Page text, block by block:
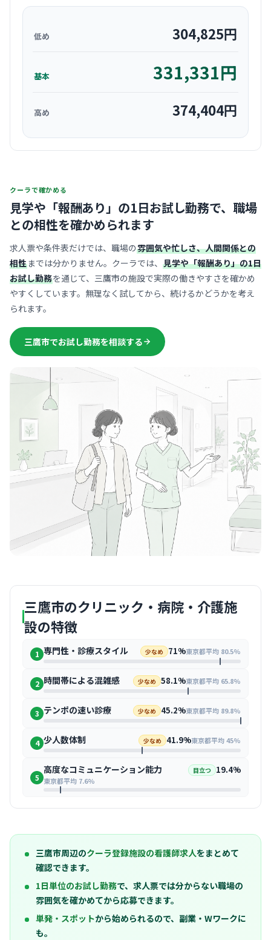
低め 304,825円
基本 331,331円
高め 374,404円
クーラで確かめる
見学や「報酬あり」の1日お試し勤務で、 職場
との相性を確かめられます
求人票や条件表だけでは、職場の雰囲気や忙しさ、人間関係との
相性までは分かりません。クーラでは、 見学や「報酬あり」の1日
お試し勤務を通じて、三鷹市の施設で実際の働きやすさを確かめ
やすくしています。無理なく試してから、続けるかどうかを考え
られます。
三鷹市でお試し勤務を相談する
三鷹市のクリニック・病院・介護施
設の特徴
1 専門性・診療スタイル 少なめ 71%東京都平均 80.5%
2 時間帯による混雑感 少なめ 58.1%東京都平均 65.8%
3 テンポの速い診療 少なめ 45.2%東京都平均 89.8%
4 少人数体制 少なめ 41.9%東京都平均 45%
5
高度なコミュニケーション能力 目立つ 19.4%
東京都平均 7.6%
三鷹市周辺のクーラ登録施設の看護師求人をまとめて
確認できます。
1日単位のお試し勤務で、求人票では分からない職場の
雰囲気を確かめてから応募できます。
単発・スポットから始められるので、副業・Wワークに
も。